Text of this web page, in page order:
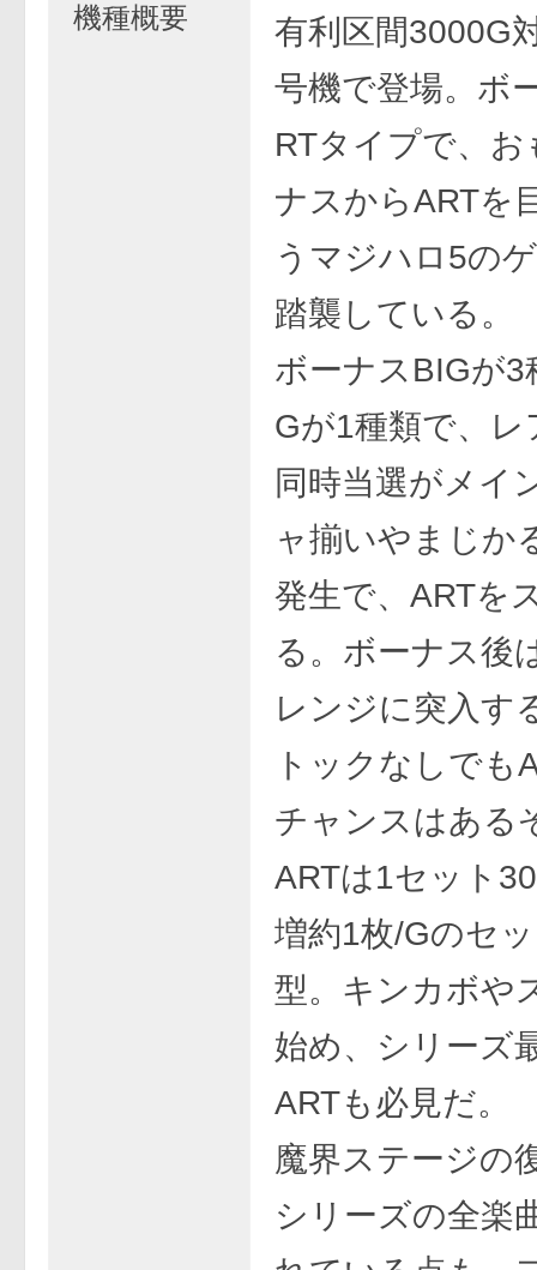
機種概要
有利区間3000G
号機で登場。ボ
RTタイプで、お
ナスからARTを
うマジハロ5の
踏襲している。
ボーナスBIGが3
Gが1種類で、レ
同時当選がメイ
ャ揃いやまじか
発生で、ARTを
る。ボーナス後
レンジに突入す
トックなしでも
チャンスはある
ARTは1セット
増約1枚/Gのセ
型。キンカボや
始め、シリーズ
ARTも必見だ。
魔界ステージの
シリーズの全楽